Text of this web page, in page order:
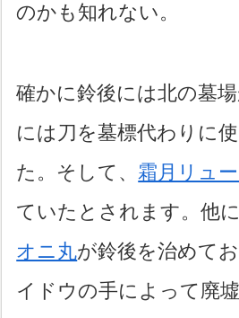
のかも知れない。
確かに鈴後には北の墓
には刀を墓標代わりに
た。そして、霜月リュ
ていたとされます。他
オニ丸が鈴後を治めて
イドウの手によって廃